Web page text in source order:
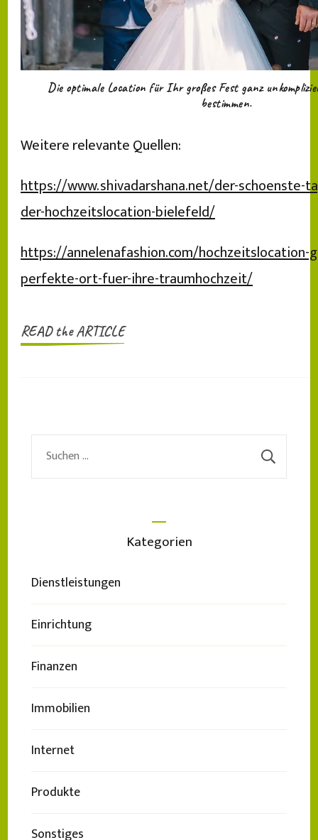
Die optimale Location für Ihr großes Fest ganz
bestimmen.
Weitere relevante Quellen:
https://www.shivadarshana.net/der-schoenste-
der-hochzeitslocation-bielefeld/
https://annelenafashion.com/hochzeitslocation-
perfekte-ort-fuer-ihre-traumhochzeit/
READ the ARTICLE
Suchen
Kategorien
Dienstleistungen
Einrichtung
Finanzen
Immobilien
Internet
Produkte
Sonstiges